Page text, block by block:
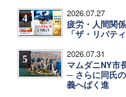
4 2026.07.27
疲労・人間関
「ザ・リバテ
5 2026.07.31
マムダニNY市
─ さらに同氏
義へばく進